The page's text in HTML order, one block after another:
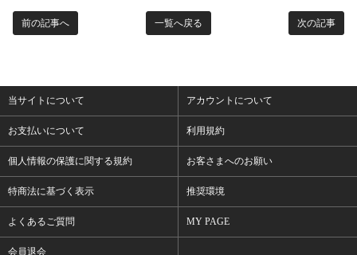
次の記事
一覧へ戻る
前の記事へ
当サイトについて アカウントについて
お支払いについて 利用規約
個人情報の保護に関する規約 お客さまへのお願い
特商法に基づく表示 推奨環境
よくあるご質問 MY PAGE
会員退会